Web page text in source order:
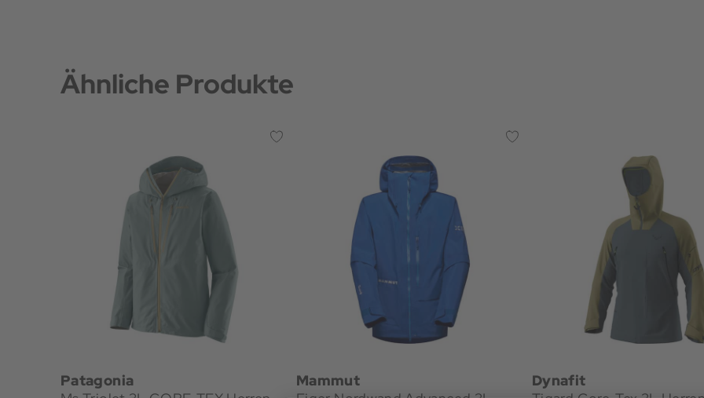
Ähnliche Produkte
Patagonia
Mammut
Dynafit